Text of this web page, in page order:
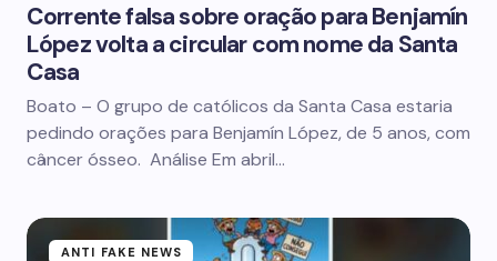
Corrente falsa sobre oração para Benjamín
López volta a circular com nome da Santa
Casa
Boato – O grupo de católicos da Santa Casa estaria
pedindo orações para Benjamín López, de 5 anos, com
câncer ósseo. Análise Em abril…
ANTI FAKE NEWS